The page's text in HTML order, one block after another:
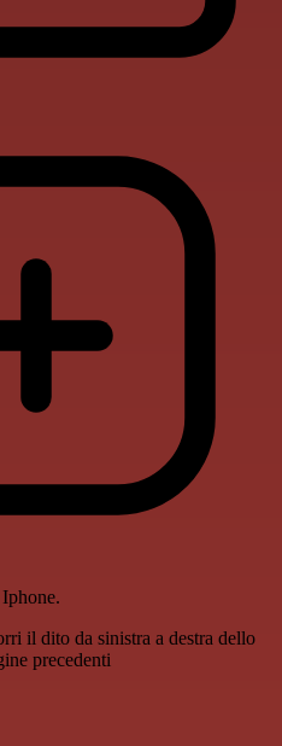
il dito da sinistra a destra dello
precedenti